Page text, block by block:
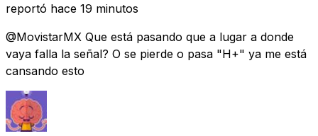
reportó hace 19 minutos
@MovistarMX Que está pasando que a lugar a donde
vaya falla la señal? O se pierde o pasa "H+" ya me está
cansando esto